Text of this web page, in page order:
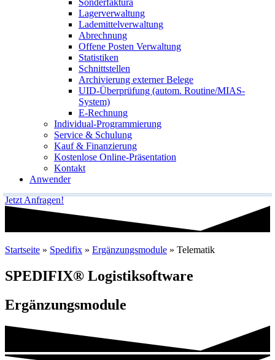
Sonderfaktura
Lagerverwaltung
Lademittelverwaltung
Abrechnung
Offene Posten Verwaltung
Statistiken
Schnittstellen
Archivierung externer Belege
UID-Überprüfung (autom. Routine/MIAS-
System)
E-Rechnung
Individual-Programmierung
Service & Schulung
Kauf & Finanzierung
Kostenlose Online-Präsentation
Kontakt
Anwender
Jetzt Anfragen!
Startseite » Spedifix » Ergänzungsmodule » Telematik
SPEDIFIX® Logistiksoftware
Ergänzungsmodule